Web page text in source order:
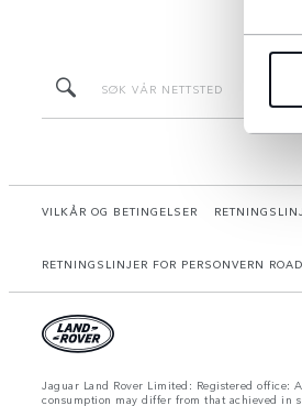
VILKÅR OG BETINGELSER
RETNINGSLINJER FOR PERSONVERN
Jaguar Land Rover Limited: Registered
consumption may differ from that achieved in